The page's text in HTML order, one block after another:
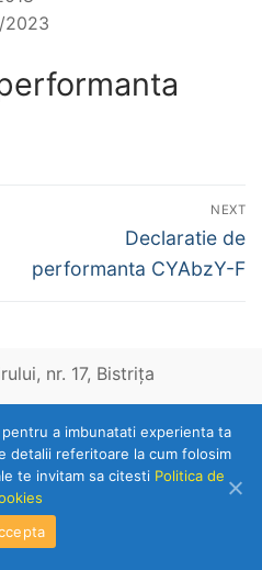
2023
NEXT
Next
post:
Declaratie de
performanta CYAbzY-F
nr. 17, Bistriţa
236153
RCB Electro 97
a imbunatati experienta ta
detalii referitoare la cum folosim
te invitam sa citesti Politica de